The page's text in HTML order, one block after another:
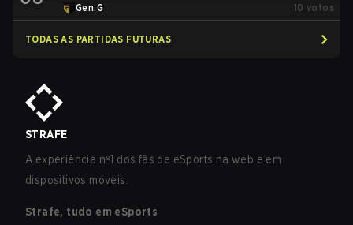
Gen.G
10 votos
TODAS AS PARTIDAS FUTURAS
STRAFE
A experiência nº1 dos fãs de eSports na web e em
dispositivos móveis.
Strafe, tudo em eSports